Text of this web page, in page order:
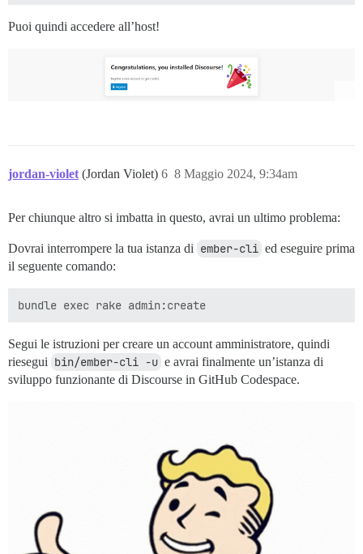
Puoi quindi accedere all’host!
jordan-violet (Jordan Violet) 8 Maggio 2024, 9:34am
6
Per chiunque altro si imbatta in questo, avrai un ultimo problema:
Dovrai interrompere la tua istanza di ember-cli ed eseguire prima
il seguente comando:
Segui le istruzioni per creare un account amministratore, quindi
riesegui bin/ember-cli -u e avrai finalmente un’istanza di
sviluppo funzionante di Discourse in GitHub Codespace.